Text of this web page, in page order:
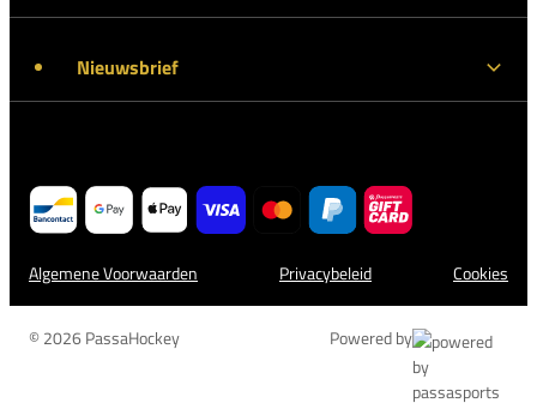
Nieuwsbrief
Algemene Voorwaarden Privacybeleid Cookies
© 2026 PassaHockey Powered by